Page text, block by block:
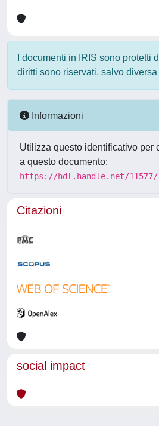
I documenti in IRIS sono protetti
diritti sono riservati, salvo
Informazioni
Utilizza questo identificativo per
a questo documento:
https://hdl.handle.net/11577/
Citazioni
social impact